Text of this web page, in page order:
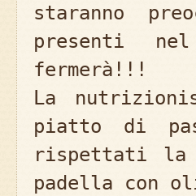
staranno
presenti
fermerà!!!
La
piatto di
rispettati la
padella con